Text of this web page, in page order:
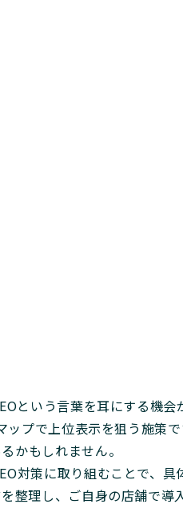
という言葉を耳にする機
プで上位表示を狙う施策
かもしれません。
対策に取り組むことで、
整理し、ご自身の店舗で導